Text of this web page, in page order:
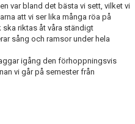
var bland det bästa vi sett, vilket vi
att vi ser lika många röa på
ska riktas åt våra ständigt
sång och ramsor under hela
igång den förhoppningsvis
vi går på semester från